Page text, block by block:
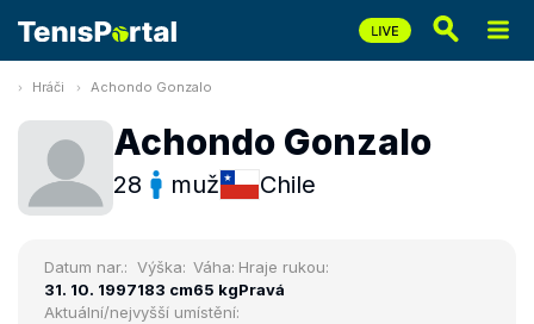
Hráči Achondo Gonzalo
Achondo Gonzalo
28 muž Chile
Datum nar.:
31. 10. 1997
Výška:
183 cm
Váha:
65 kg
Hraje rukou:
Pravá
Aktuální/nejvyšší umístění: